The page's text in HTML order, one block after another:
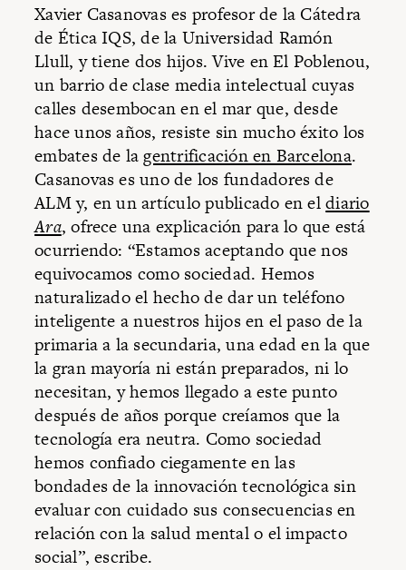
Xavier Casanovas es profesor de la Cátedra
de Ética IQS, de la Universidad Ramón
Llull, y tiene dos hijos. Vive en El Poblenou,
un barrio de clase media intelectual cuyas
calles desembocan en el mar que, desde
hace unos años, resiste sin mucho éxito los
embates de lagentrificación en Barcelona.
Casanovas es uno de los fundadores de
ALM y, en un artículo publicado en eldiario
Ara, ofrece una explicación para lo que está
ocurriendo: “Estamos aceptando que nos
equivocamos como sociedad. Hemos
naturalizado el hecho de dar un teléfono
inteligente a nuestros hijos en el paso de la
primaria a la secundaria, una edad en la que
la gran mayoría ni están preparados, ni lo
necesitan, y hemos llegado a este punto
después de años porque creíamos que la
tecnología era neutra. Como sociedad
hemos confiado ciegamente en las
bondades de la innovación tecnológica sin
evaluar con cuidado sus consecuencias en
relación con la salud mental o el impacto
social”, escribe.